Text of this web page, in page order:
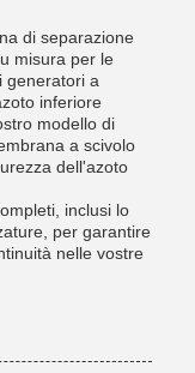
di separazione
misura per le
generatori a
inferiore
modello di
a scivolo
dell'azoto
inclusi lo
per garantire
nelle vostre